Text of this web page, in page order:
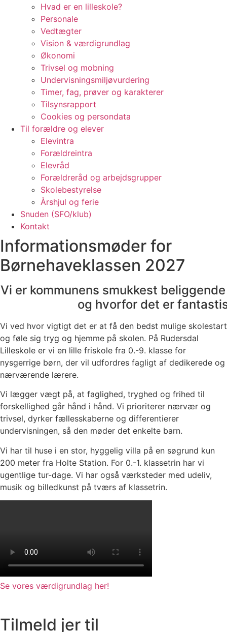
Hvad er en lilleskole?
Personale
Vedtægter
Vision & værdigrundlag
Økonomi
Trivsel og mobning
Undervisningsmiljøvurdering
Timer, fag, prøver og karakterer
Tilsynsrapport
Cookies og persondata
Til forældre og elever
Elevintra
Forældreintra
Elevråd
Forældreråd og arbejdsgrupper
Skolebestyrelse
Årshjul og ferie
Snuden (SFO/klub)
Kontakt
Informationsmøder for
Børnehaveklassen 2027
Vi er kommunens smukkest
og hvorfor det er
Vi ved hvor vigtigt det er at få den bedst mulige skolestart
og føle sig tryg og hjemme på skolen. På Rudersdal
Lilleskole er vi en lille friskole fra 0.-9. klasse for
nysgerrige børn, der vil udfordres fagligt af dedikerede og
nærværende lærere.
Vi lægger vægt på, at faglighed, tryghed og frihed til
forskellighed går hånd i hånd. Vi prioriterer nærvær og
trivsel, dyrker fællesskaberne og differentierer
undervisningen, så den møder det enkelte barn.
Vi har til huse i en stor, hyggelig villa på en søgrund kun
200 meter fra Holte Station. For 0.-1. klassetrin har vi
ugentlige tur-dage. Vi har også værksteder med udeliv,
musik og billedkunst på tværs af klassetrin.
Se vores værdigrundlag her!
Tilmeld jer til